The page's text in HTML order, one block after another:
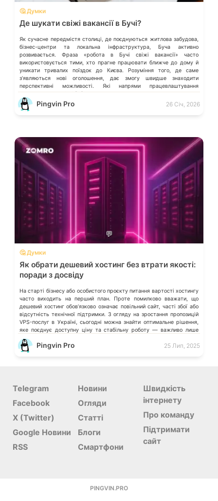
🤔 Думки
Де шукати свіжі вакансії в Бучі?
Як сучасне передмістя столиці, де поєднуються житлова забудова,
бізнес-центри та локальна інфраструктура, Буча активно
розвивається. Фраза «робота в Бучі свіжі вакансії» часто
використовується тими, хто прагне працювати ближче до дому й
уникати тривалих поїздок до Києва. Розуміння того, де саме
зʼявляються нові оголошення, дає змогу швидше знаходити
перспективні можливості. Які напрями працевлаштування
переважають у місті […]
Pingvin Pro 26 Січ, 2026
💬
🤔 Думки
Як обрати дешевий хостинг без втрати якості:
поради з досвіду
На старті бізнесу або особистого проєкту питання вартості хостингу
часто виходить на перший план. Проте помилково вважати, що
дешевий хостинг обовʼязково означає повільний сайт, часті збої або
відсутність технічної підтримки. З огляду на зростання пропозицій
VPS-послуг в Україні, сьогодні можна знайти оптимальне рішення,
яке поєднує доступну ціну та стабільну роботу — важливо лише
знати, на […]
Pingvin Pro 25 Лип, 2025
Telegram
Facebook
X (Twitter)
Google Новини
RSS
Новини
Огляди
Статті
Блоги
Смартфони
Швидкість
інтернету
Про команду
Підтримати
сайт
PINGVIN.PRO